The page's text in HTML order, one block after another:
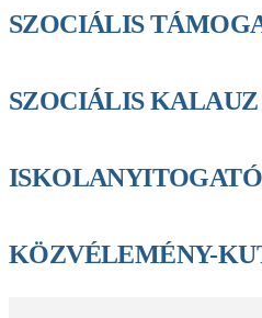
SZOCIÁLIS
SZOCIÁLIS KALAUZ
ISKOLANYITOGATÓ
KÖZVÉLEMÉNY-